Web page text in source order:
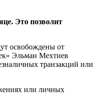
Это позволит
освобождены от
Эльман Мехтиев
транзакций или
или личных